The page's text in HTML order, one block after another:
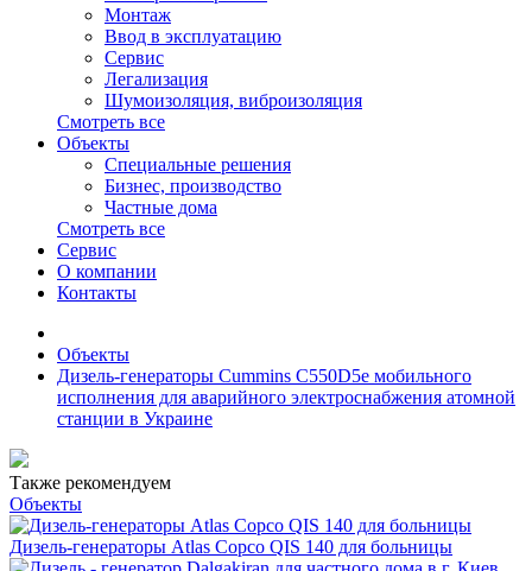
Монтаж
Ввод в эксплуатацию
Сервис
Легализация
Шумоизоляция, виброизоляция
Смотреть все
Объекты
Специальные решения
Бизнес, производство
Частные дома
Смотреть все
Сервис
О компании
Контакты
Объекты
Дизель-генераторы Cummins C550D5e мобильного
исполнения для аварийного электроснабжения атомной
станции в Украине
Также рекомендуем
Объекты
Дизель-генераторы Atlas Copco QIS 140 для больницы